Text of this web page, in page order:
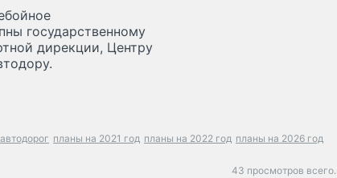
государственному
дирекции, Центру
планы на 2021 год планы на 2022 год планы на 2026 год
43 просмотров всего.